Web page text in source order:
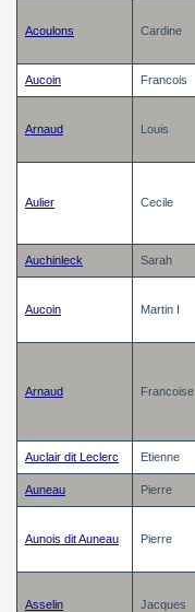
Acoulons Cardine
Aucoin Francois
Arnaud Louis
Aulier Cecile
Auchinleck Sarah
Aucoin Martin I
Arnaud Francoise
Auclair dit Leclerc Etienne
Auneau Pierre
Aunois dit Auneau Pierre
Asselin Jacques